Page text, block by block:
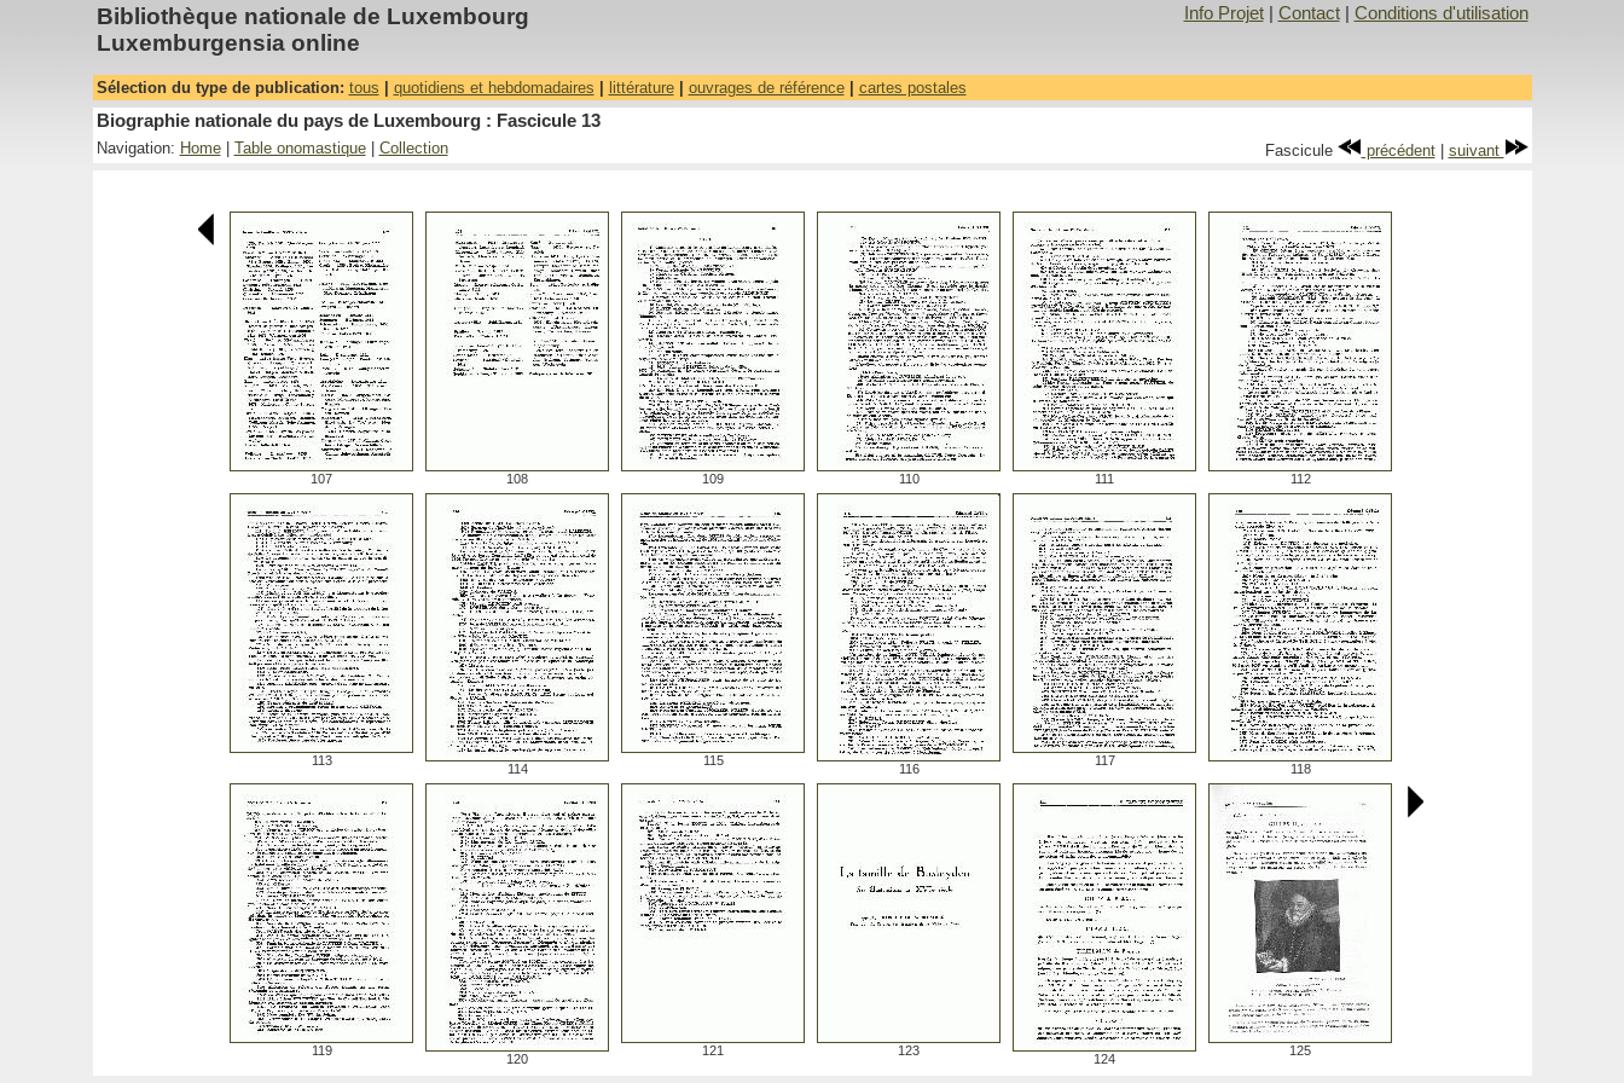
Bibliothèque nationale de Luxembourg
Luxemburgensia online
Info Projet| Contact| Conditions d'utilisation
Sélection du type de publication: tous quotidiens et hebdomadaires littérature| ouvrages de référence| cartes postales
Biographie nationale du pays de Luxembourg : Fascicule 13
Navigation: Home| Table onomastique| Collection Fascicule précédent| suivant
107 108 109 110 111 112
113
114
115
116
117
118
119
120
121 123
124
125